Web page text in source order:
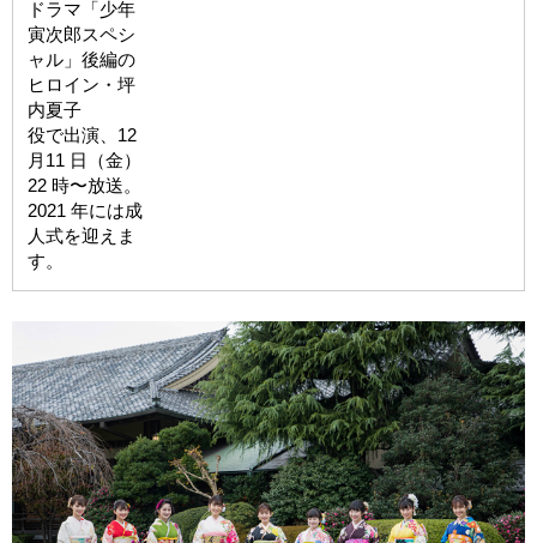
ドラマ「少年
寅次郎スペシ
ャル」後編の
ヒロイン・坪
内夏⼦
役で出演、12
月11 日（⾦）
22 時〜放送。
2021 年には成
人式を迎えま
す。